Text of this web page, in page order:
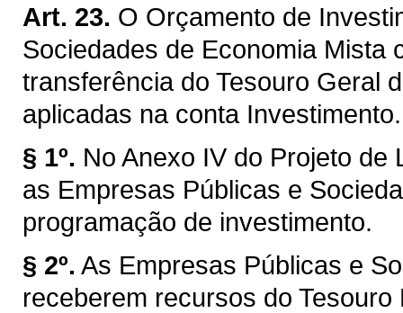
Art. 23. O Orçamento de
Sociedades de Economia Mista
transferência do Tesouro Geral
aplicadas na conta Investimento.
§ 1º. No Anexo IV do Projeto
as Empresas Públicas e
programação de investimento.
§ 2º. As Empresas Públicas e
receberem recursos do